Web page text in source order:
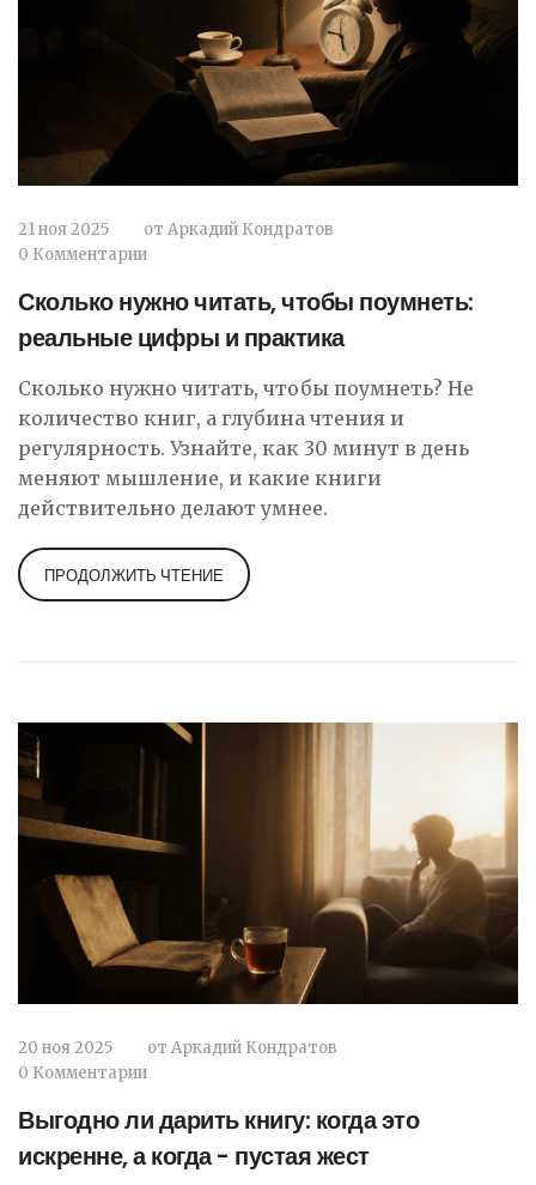
21 ноя 2025 от Аркадий Кондратов
0 Комментарии
Сколько нужно читать, чтобы поумнеть:
реальные цифры и практика
Сколько нужно читать, чтобы поумнеть? Не
количество книг, а глубина чтения и
регулярность. Узнайте, как 30 минут в день
меняют мышление, и какие книги
действительно делают умнее.
ПРОДОЛЖИТЬ ЧТЕНИЕ
20 ноя 2025 от Аркадий Кондратов
0 Комментарии
Выгодно ли дарить книгу: когда это
искренне, а когда - пустая жест